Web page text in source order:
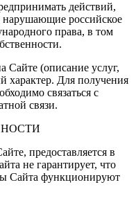
действий,
нарушающие российское
права, в том
Сайте (описание услуг,
характер. Для получения
связаться с
связи.
предоставляется в
не гарантирует, что
Сайта функционируют